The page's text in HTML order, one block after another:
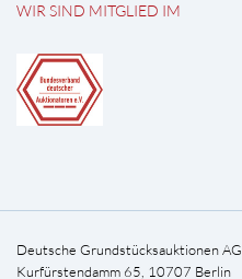
WIR SIND MITGLIED IM
Deutsche Grundstücksauktionen AG
Kurfürstendamm 65, 10707 Berlin